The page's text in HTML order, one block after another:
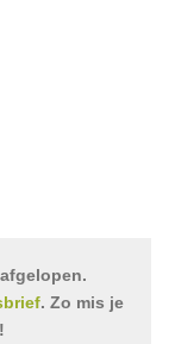
. Zo mis je